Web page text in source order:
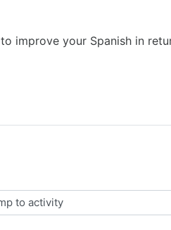
improve your Spanish in
to activity